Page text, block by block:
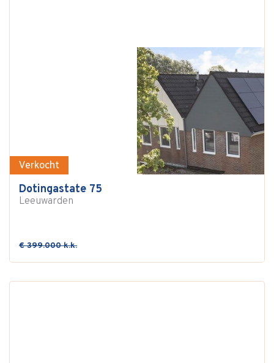
Verkocht
Dotingastate 75
Leeuwarden
€ 399.000 k.k.